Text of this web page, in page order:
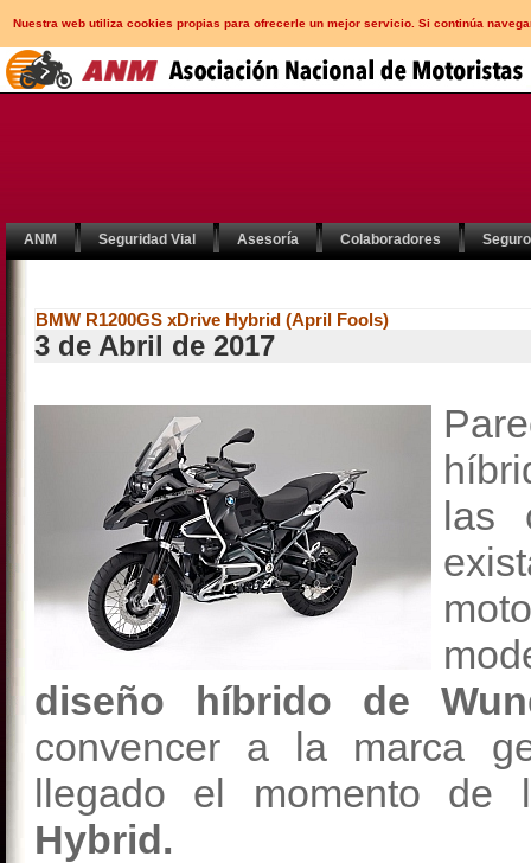
Nuestra web utiliza cookies propias para ofrecerle un mejor servicio. Si continúa
ANM Seguridad Vial Asesoría Colaboradores
BMW R1200GS xDrive Hybrid (April Fools)
3 de Abril de 2017
las
diseño híbrido de
convencer a la marca
llegado el momento
Hybrid.